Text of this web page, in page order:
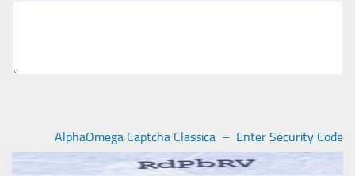
AlphaOmega Captcha Classica – Enter Security Code